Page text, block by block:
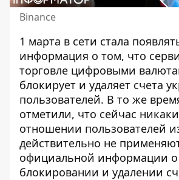
Binance
1 марта в сети стала
информация о том, что
торговле цифровыми
блокирует и удаляет счета
пользователей. В то же
отметили, что сейчас
отношении пользователей
действительно не
официальной информации о
блокировании и удалении